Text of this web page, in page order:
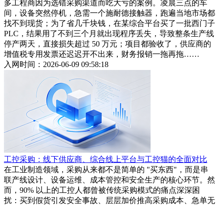
多工程商因为选错采购渠道而吃大亏的案例。凌晨三点的车
间，设备突然停机，急需一个施耐德接触器，跑遍当地市场都
找不到现货；为了省几千块钱，在某综合平台买了一批西门子
PLC，结果用了不到三个月就出现程序丢失，导致整条生产线
停产两天，直接损失超过 50 万元；项目都验收了，供应商的
增值税专用发票还迟迟开不出来，财务报销一拖再拖……
入网时间：2026-06-09 09:58:18
工控采购：线下供应商、综合线上平台与工控猫的全面对比
在工业制造领域，采购从来都不是简单的 "买东西"，而是串
联产线设计、设备运维、成本管控和安全生产的核心环节。然
而，90% 以上的工控人都曾被传统采购模式的痛点深深困
扰：买到假货引发安全事故、层层加价推高采购成本、急单无